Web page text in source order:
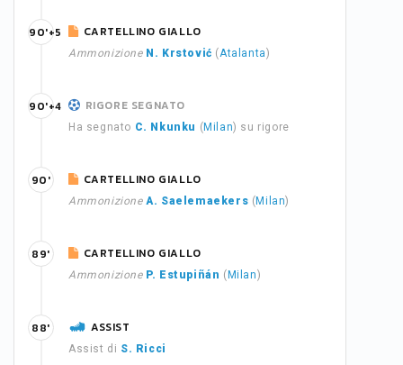
CARTELLINO GIALLO
Ammonizione N. Krstović (Atalanta)
90'+5
RIGORE SEGNATO
Ha segnato C. Nkunku ( Milan) su rigore
90'+4
CARTELLINO GIALLO
Ammonizione A. Saelemaekers ( Milan)
90'
CARTELLINO GIALLO
Ammonizione P. Estupiñán ( Milan)
89'
ASSIST
Assist di S. Ricci
88'